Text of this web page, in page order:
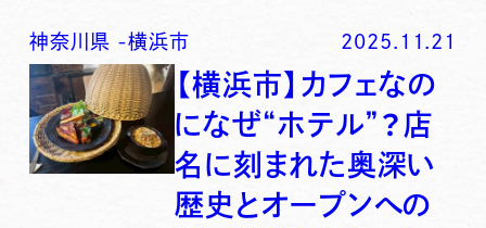
神奈川県 -横浜市 2025.11.21
【横浜市】カフェなの
になぜ“ホテル”？店
名に刻まれた奥深い
歴史とオープンへの